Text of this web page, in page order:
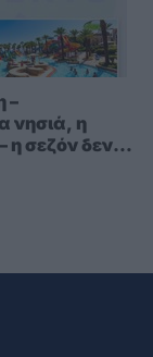
–
νησιά, η
η σεζόν δεν